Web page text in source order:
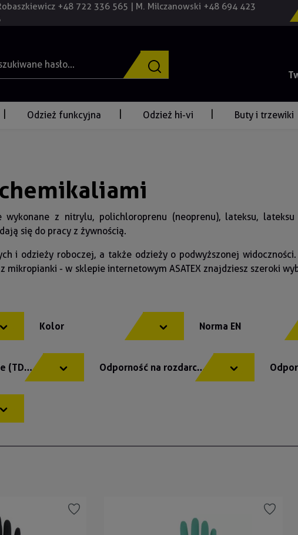
+48 722 336 565 | M. Milczanowski +48 694 423
Odzież funkcyjna Odzież hi-vi Buty i trzewiki
wykonane z nitrylu, polichloroprenu (neoprenu), lateksu,
się do pracy z żywnością.
i odzieży roboczej, a także odzieży o podwyższonej widoczności.
- w sklepie internetowym ASATEX znajdziesz szeroki
Kolor Norma EN
(TDM) Odporność na rozdarcie